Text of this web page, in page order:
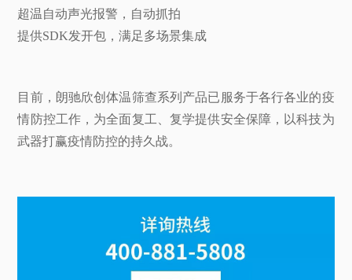
超温自动声光报警，自动抓拍
提供SDK发开包，满足多场景集成
目前，朗驰欣创体温筛查系列产品已服务于各行各业的疫
情防控工作，为全面复工、复学提供安全保障，以科技为
武器打赢疫情防控的持久战。